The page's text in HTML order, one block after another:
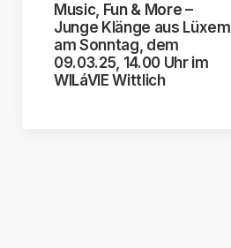
Music, Fun & More –
Junge Klänge aus Lüxem
am Sonntag, dem
09.03.25, 14.00 Uhr im
WILáVIE Wittlich